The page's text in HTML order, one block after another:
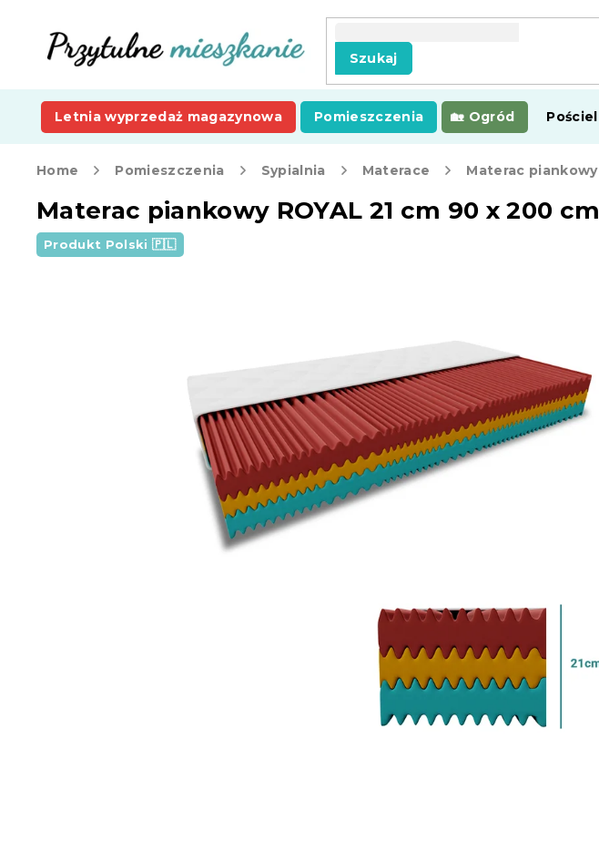
Szukaj
Letnia wyprzedaż magazynowa Pomieszczenia Ogród Pościel
Home Pomieszczenia Sypialnia Materace
Materac piankowy ROYAL 21 cm 90 x 200 cm
Produkt Polski 🇵🇱